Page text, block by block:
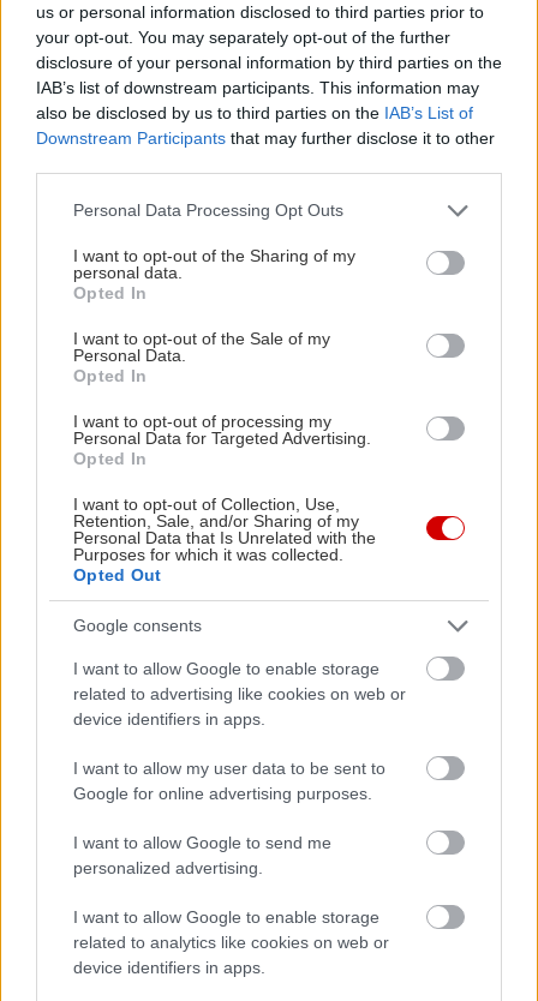
us or personal information disclosed to third parties prior to
your opt-out. You may separately opt-out of the further
disclosure of your personal information by third parties on the
IAB’s list of downstream participants. This information may
also be disclosed by us to third parties on the IAB’s List of
Downstream Participants that may further disclose it to other
Please note that this website/app uses one or more Google
not limited to your visit or usage behaviour. You may click to
grant or deny consent to Google and its third-party tags to
use your data for below specified purposes in below Google
consent section.
Personal Data Processing Opt Outs
I want to opt-out of the Sharing of my
personal data.
Opted In
I want to opt-out of the Sale of my
Personal Data.
Opted In
I want to opt-out of processing my
Personal Data for Targeted Advertising.
Opted In
I want to opt-out of Collection, Use,
Retention, Sale, and/or Sharing of my
Personal Data that Is Unrelated with the
Purposes for which it was collected.
Opted Out
Google consents
I want to allow Google to enable storage
related to advertising like cookies on web or
device identifiers in apps.
I want to allow my user data to be sent to
Google for online advertising purposes.
I want to allow Google to send me
personalized advertising.
I want to allow Google to enable storage
related to analytics like cookies on web or
device identifiers in apps.
Μακάρι κάποια στιγμή το 1922 να βρει τη θέση
που του αρμόζει και στη σχολική διδασκαλία, μιας
κι αποτελεί σπουδαίο ιστορικό ανάγνωσμα.